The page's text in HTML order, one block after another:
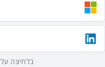
בלחיצה על Google, Microsoft וLinkedIn באמצעות הכפתורים שלמעלה אתם מסכימים ל